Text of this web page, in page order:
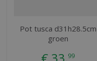
Pot tusca d31h28.5cm
groen
€ 33,99